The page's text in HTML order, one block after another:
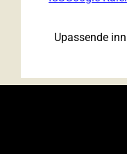
Upassende